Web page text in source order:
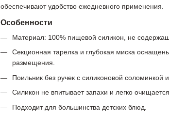
обеспечивают удобство ежедневного применения.
Особенности
Материал: 100% пищевой силикон, не
Секционная тарелка и глубокая миска
размещения.
Поильник без ручек с силиконовой
Силикон не впитывает запахи и легко очищается.
Подходит для большинства детских блюд.